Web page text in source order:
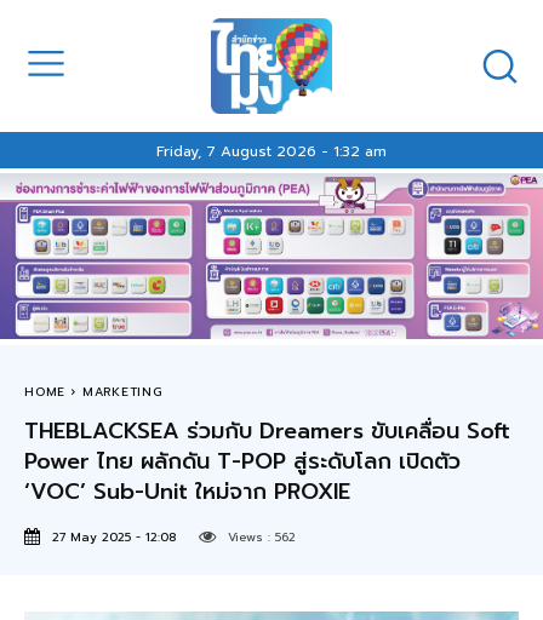
Friday, 7 August 2026 - 1:32 am
HOME MARKETING
THEBLACKSEA ร่วมกับ Dreamers ขับเคลื่อน Soft
Power ไทย ผลักดัน T-POP สู่ระดับโลก เปิดตัว
‘VOC’ Sub-Unit ใหม่จาก PROXIE
27 May 2025 - 12:08 Views : 562